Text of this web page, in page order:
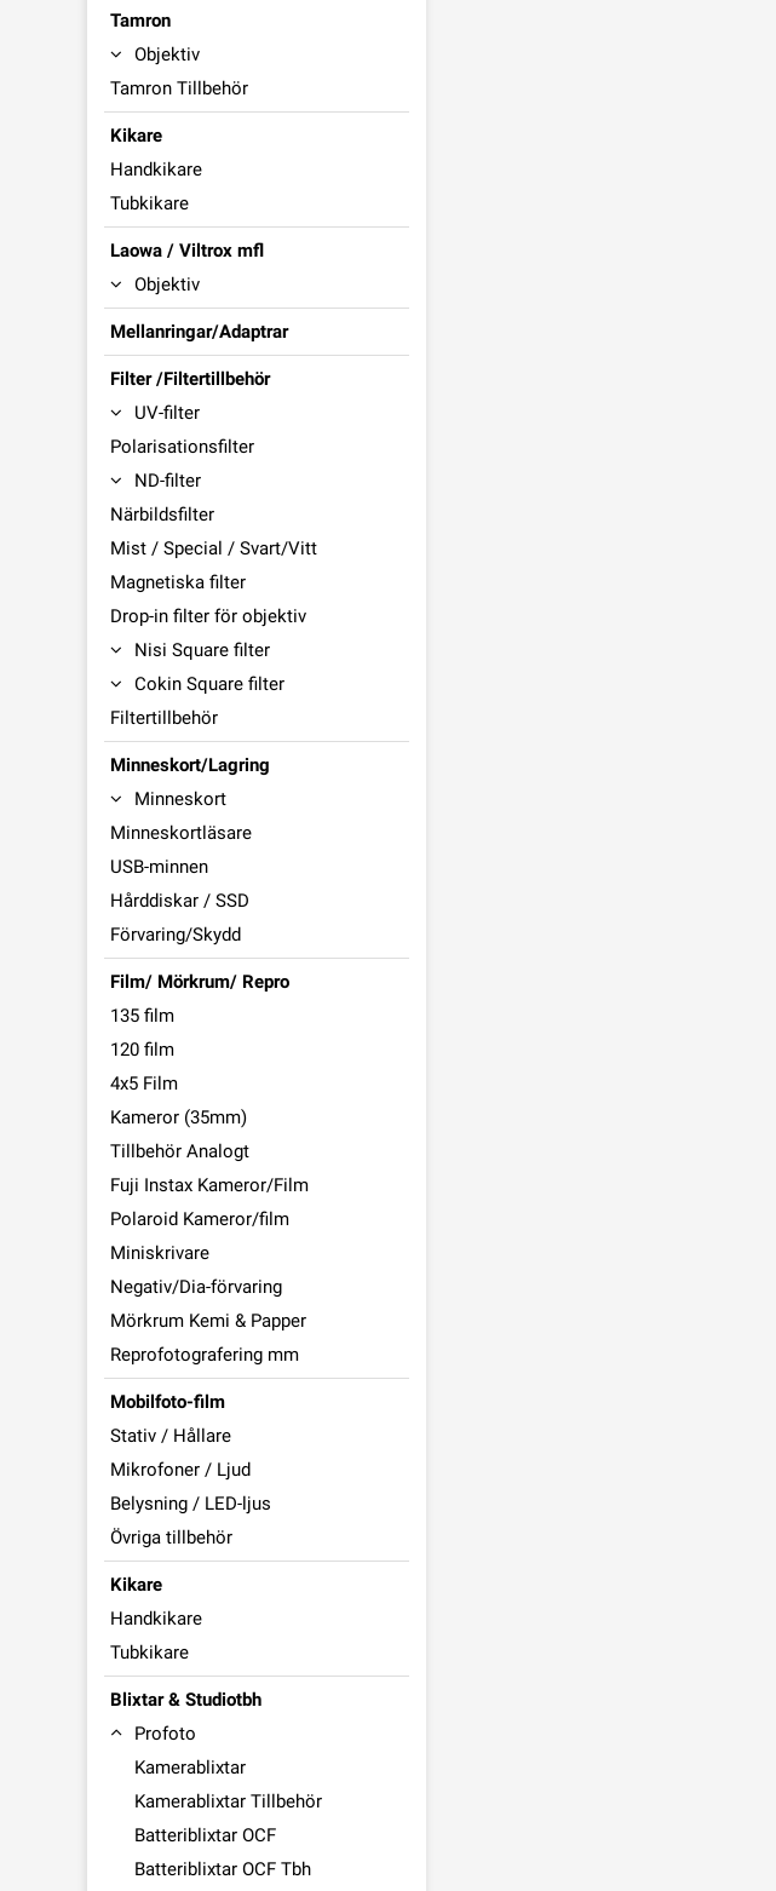
Tamron
Objektiv
Tamron Tillbehör
Kikare
Handkikare
Tubkikare
Laowa / Viltrox mfl
Objektiv
Mellanringar/Adaptrar
Filter /Filtertillbehör
UV-filter
Polarisationsfilter
ND-filter
Närbildsfilter
Mist / Special / Svart/Vitt
Magnetiska filter
Drop-in filter för objektiv
Nisi Square filter
Cokin Square filter
Filtertillbehör
Minneskort/Lagring
Minneskort
Minneskortläsare
USB-minnen
Hårddiskar / SSD
Förvaring/Skydd
Film/ Mörkrum/ Repro
135 film
120 film
4x5 Film
Kameror (35mm)
Tillbehör Analogt
Fuji Instax Kameror/Film
Polaroid Kameror/film
Miniskrivare
Negativ/Dia-förvaring
Mörkrum Kemi & Papper
Reprofotografering mm
Mobilfoto-film
Stativ / Hållare
Mikrofoner / Ljud
Belysning / LED-ljus
Övriga tillbehör
Kikare
Handkikare
Tubkikare
Blixtar & Studiotbh
Profoto
Kamerablixtar
Kamerablixtar Tillbehör
Batteriblixtar OCF
Batteriblixtar OCF Tbh